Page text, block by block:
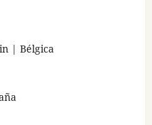
| Bélgica